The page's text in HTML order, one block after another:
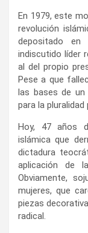
En 1979, este
revolución
depositado en
indiscutido líder
al del propio
Pese a que
las bases de
para la
Hoy, 47 años
islámica que
dictadura
aplicación de
Obviamente,
mujeres, que
piezas
radical.